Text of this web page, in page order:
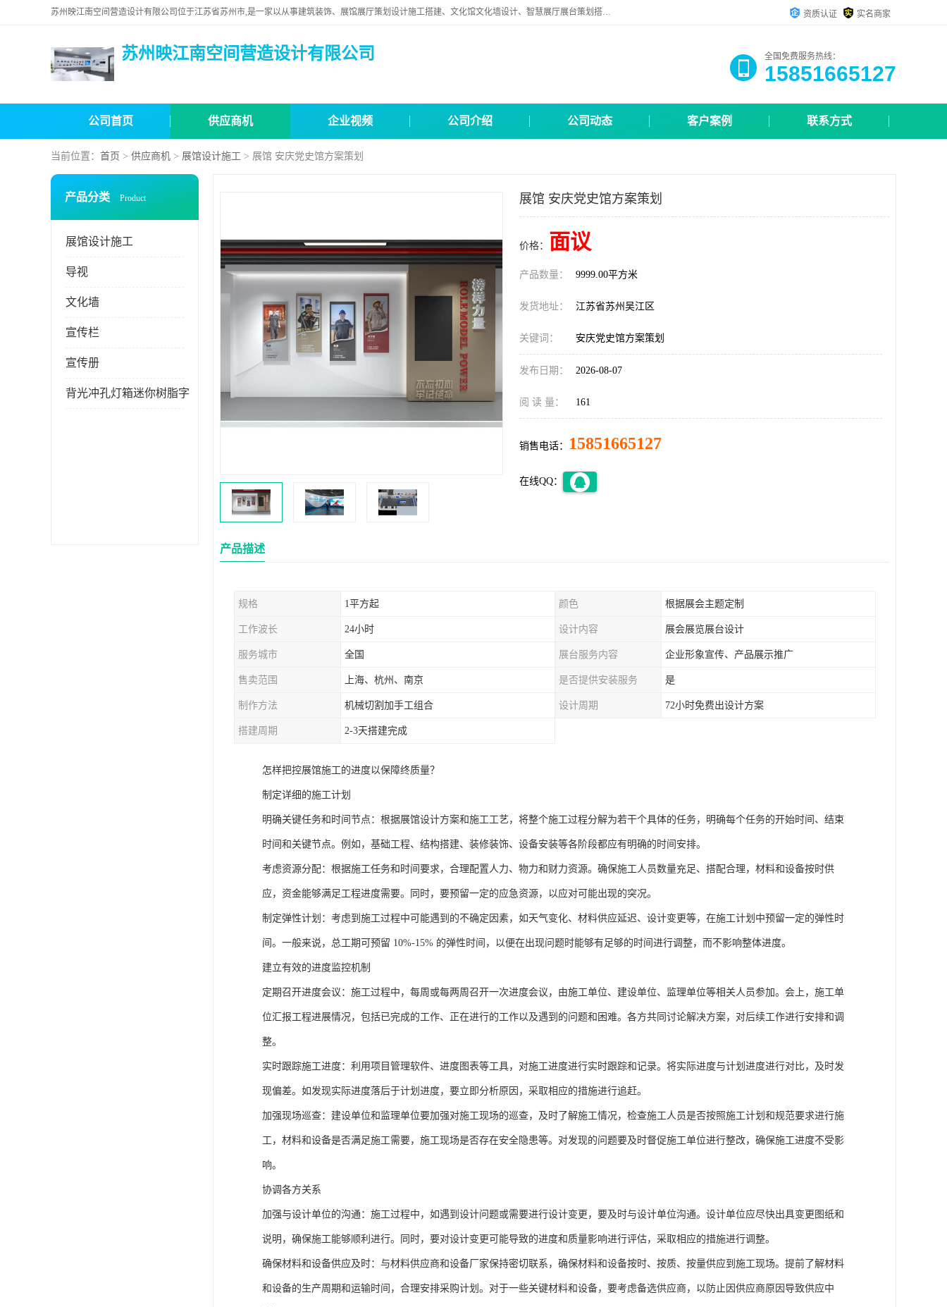
苏州映江南空间营造设计有限公司位于江苏省苏州市,是一家以从事建筑装饰、展馆展厅策划设计施工搭建、文化馆文化墙设计、智慧展厅展台策划搭建和其他建筑装饰装修业为主的企业。 资质认证 实名商家
苏州映江南空间营造设计有限公司 全国免费服务热线：
15851665127
公司首页 供应商机 企业视频 公司介绍 公司动态 客户案例 联系方式
当前位置： 首页 > 供应商机 > 展馆设计施工 > 展馆 安庆党史馆方案策划
产品分类 Product
展馆设计施工
导视
文化墙
宣传栏
宣传册
背光冲孔灯箱迷你树脂字
展馆 安庆党史馆方案策划
价格： 面议
产品数量： 9999.00平方米
发货地址： 江苏省苏州吴江区
关键词： 安庆党史馆方案策划
发布日期： 2026-08-07
阅 读 量： 161
销售电话： 15851665127
在线QQ：
产品描述
规格 1平方起 颜色 根据展会主题定制
工作波长 24小时 设计内容 展会展览展台设计
服务城市 全国 展台服务内容 企业形象宣传、产品展示推广
售卖范围 上海、杭州、南京 是否提供安装服务 是
制作方法 机械切割加手工组合 设计周期 72小时免费出设计方案
搭建周期 2-3天搭建完成
怎样把控展馆施工的进度以保障终质量？
制定详细的施工计划
明确关键任务和时间节点：根据展馆设计方案和施工工艺，将整个施工过程分解为若干个具体的任务，明确每个任务的开始时间、结束
时间和关键节点。例如，基础工程、结构搭建、装修装饰、设备安装等各阶段都应有明确的时间安排。
考虑资源分配：根据施工任务和时间要求，合理配置人力、物力和财力资源。确保施工人员数量充足、搭配合理，材料和设备按时供
应，资金能够满足工程进度需要。同时，要预留一定的应急资源，以应对可能出现的突况。
制定弹性计划：考虑到施工过程中可能遇到的不确定因素，如天气变化、材料供应延迟、设计变更等，在施工计划中预留一定的弹性时
间。一般来说，总工期可预留 10%-15% 的弹性时间，以便在出现问题时能够有足够的时间进行调整，而不影响整体进度。
建立有效的进度监控机制
定期召开进度会议：施工过程中，每周或每两周召开一次进度会议，由施工单位、建设单位、监理单位等相关人员参加。会上，施工单
位汇报工程进展情况，包括已完成的工作、正在进行的工作以及遇到的问题和困难。各方共同讨论解决方案，对后续工作进行安排和调
整。
实时跟踪施工进度：利用项目管理软件、进度图表等工具，对施工进度进行实时跟踪和记录。将实际进度与计划进度进行对比，及时发
现偏差。如发现实际进度落后于计划进度，要立即分析原因，采取相应的措施进行追赶。
加强现场巡查：建设单位和监理单位要加强对施工现场的巡查，及时了解施工情况，检查施工人员是否按照施工计划和规范要求进行施
工，材料和设备是否满足施工需要，施工现场是否存在安全隐患等。对发现的问题要及时督促施工单位进行整改，确保施工进度不受影
响。
协调各方关系
加强与设计单位的沟通：施工过程中，如遇到设计问题或需要进行设计变更，要及时与设计单位沟通。设计单位应尽快出具变更图纸和
说明，确保施工能够顺利进行。同时，要对设计变更可能导致的进度和质量影响进行评估，采取相应的措施进行调整。
确保材料和设备供应及时：与材料供应商和设备厂家保持密切联系，确保材料和设备按时、按质、按量供应到施工现场。提前了解材料
和设备的生产周期和运输时间，合理安排采购计划。对于一些关键材料和设备，要考虑备选供应商，以防止因供应商原因导致供应中